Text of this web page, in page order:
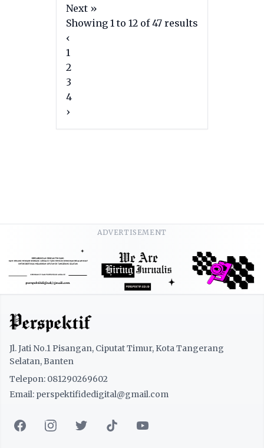
Next »
Showing 1to 12 of47 results
‹
1
2
3
4
›
ADVERTISEMENT
Jl. Jati No.1 Pisangan, Ciputat Timur, Kota Tangerang
Selatan, Banten
Telepon: 081290269602
Email: perspektifidedigital@gmail.com